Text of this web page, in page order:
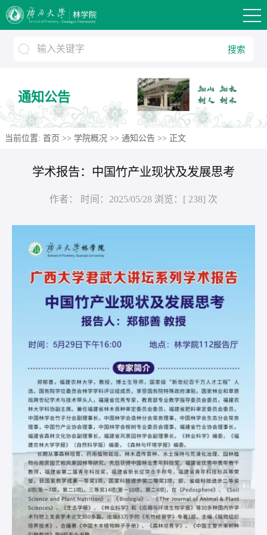
搜索
通知公告
当前位置: 首页 >> 学院概况 >> 通知公告 >> 正文
学术报告：中国竹产业现状及发展思考
作者： 时间：2025/05/28 浏览：[ 238] 次